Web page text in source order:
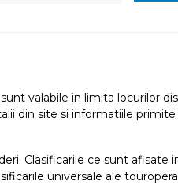
valabile in limita locurilor
din site si informatiile
Clasificarile ce sunt afisate
universale ale